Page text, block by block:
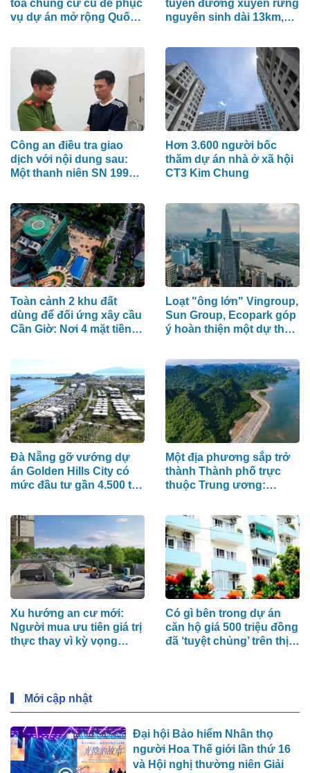
tòa chung cư cũ để phục
vụ dự án mở rộng Quốc
tuyến đường xuyên rừng
nguyên sinh dài 13km,
Vành đai 4 TP.HCM, lần
đầu tiên áp dụng một
công nghệ đặc biệt
Công an điều tra giao
dịch với nội dung sau:
Một thanh niên SN 1998
chuyển khoản 61 triệu
đồng trong 4 ngày
Hơn 3.600 người bốc
thăm dự án nhà ở xã hội
CT3 Kim Chung
Toàn cảnh 2 khu đất
dùng để đối ứng xây cầu
Cần Giờ: Nơi 4 mặt tiền
Linh, nơi 2 mặt tiền gần
Dinh Độc Lập
Loạt "ông lớn" Vingroup,
Sun Group, Ecopark góp
ý hoàn thiện một dự thảo
đến bất động sản
Đà Nẵng gỡ vướng dự
án Golden Hills City có
mức đầu tư gần 4.500 tỷ
Một địa phương sắp trở
thành Thành phố trực
thuộc Trung ương:
hơn 27.700 tỷ đồng, liên
tục được Mỹ đánh giá
cao
Xu hướng an cư mới:
Người mua ưu tiên giá trị
thực thay vì kỳ vọng
Có gì bên trong dự án
căn hộ giá 500 triệu đồng
đã ‘tuyệt chủng’ trên thị
Mới cập nhật
Đại hội Bảo hiểm Nhân thọ
người Hoa Thế giới lần thứ 16
và Hội nghị thường niên Giải